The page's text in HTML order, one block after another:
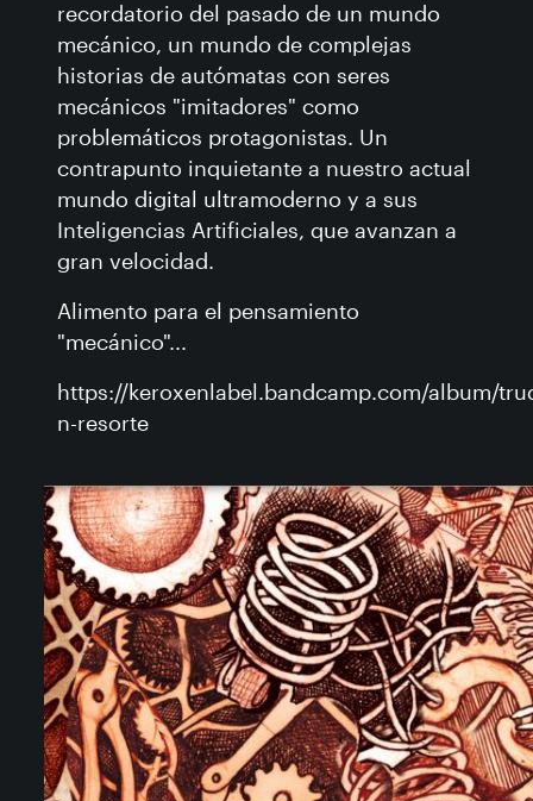
recordatorio del pasado de un mundo
mecánico, un mundo de complejas
historias de autómatas con seres
mecánicos "imitadores" como
problemáticos protagonistas. Un
contrapunto inquietante a nuestro actual
mundo digital ultramoderno y a sus
Inteligencias Artificiales, que avanzan a
gran velocidad.
Alimento para el pensamiento
"mecánico"...
https://keroxenlabel.bandcamp.com/album/
n-resorte